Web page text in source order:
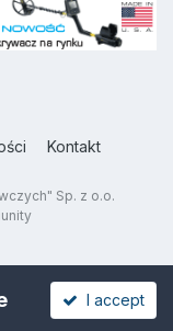
Kontakt
Sp. z o.o.
I accept